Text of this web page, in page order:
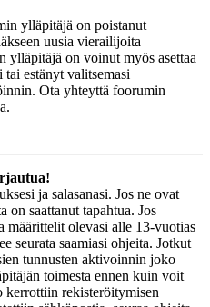
ylläpitäjä on poistanut
uusia vierailijoita
ylläpitäjä on voinut myös asettaa
estänyt valitsemasi
Ota yhteyttä foorumin
ja salasanasi. Jos ne ovat
on saattanut tapahtua. Jos
määrittelit olevasi alle 13-vuotias
seurata saamiasi ohjeita. Jotkut
tunnusten aktivoinnin joko
toimesta ennen kuin voit
kerrottiin rekisteröitymisen